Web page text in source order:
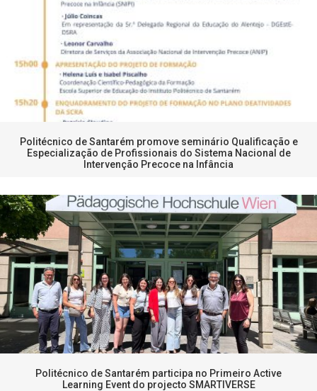
Politécnico de Santarém promove seminário Qualificação e
Especialização de Profissionais do Sistema Nacional de
Intervenção Precoce na Infância
Politécnico de Santarém participa no Primeiro Active
Learning Event do projecto SMARTIVERSE